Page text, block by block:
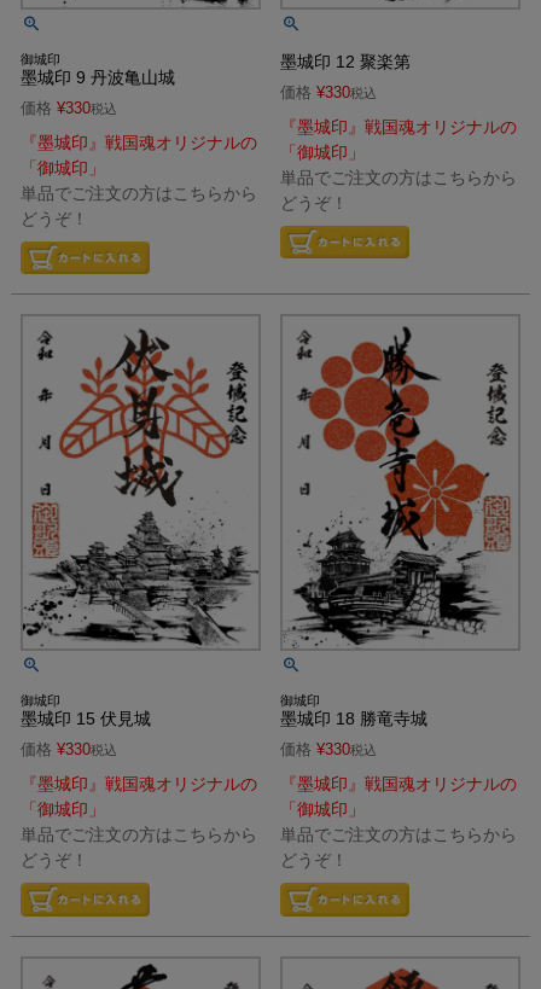
御城印
墨城印 9 丹波亀山城
価格 ¥330税込
『墨城印』戦国魂オリジナルの
「御城印」
単品でご注文の方はこちらから
どうぞ！
墨城印 12 聚楽第
価格 ¥330税込
『墨城印』戦国魂オリジナルの
「御城印」
単品でご注文の方はこちらから
どうぞ！
御城印
墨城印 15 伏見城
価格 ¥330税込
『墨城印』戦国魂オリジナルの
「御城印」
単品でご注文の方はこちらから
どうぞ！
御城印
墨城印 18 勝竜寺城
価格 ¥330税込
『墨城印』戦国魂オリジナルの
「御城印」
単品でご注文の方はこちらから
どうぞ！